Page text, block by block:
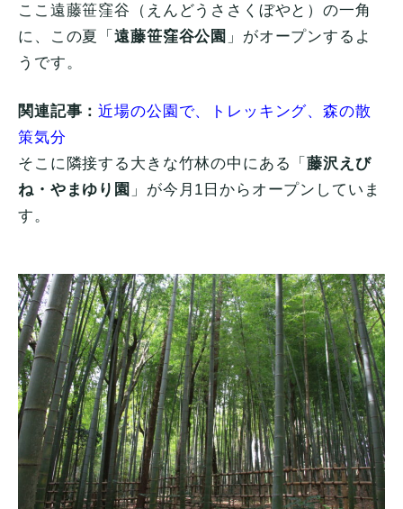
ここ遠藤笹窪谷（えんどうささくぼやと）の一角
に、この夏「遠藤笹窪谷公園 」がオープンするよ
うです。
関連記事：近場の公園で、トレッキング、森の散
策気分
そこに隣接する大きな竹林の中にある「藤沢えび
ね・やまゆり園 」が今月1日からオープンしていま
す。